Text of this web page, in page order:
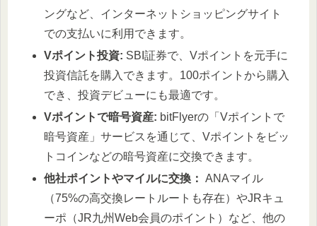
ングなど、インターネットショッピングサイト
での支払いに利用できます。
Vポイント投資: SBI証券で、Vポイントを元手に
投資信託を購入できます。100ポイントから購入
でき、投資デビューにも最適です。
Vポイントで暗号資産: bitFlyerの「Vポイントで
暗号資産」サービスを通じて、Vポイントをビッ
トコインなどの暗号資産に交換できます。
他社ポイントやマイルに交換： ANAマイル
（75%の高交換レートルートも存在）やJRキュ
ーポ（JR九州Web会員のポイント）など、他の